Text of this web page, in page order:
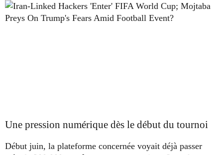
Une pression numérique dès le début du tournoi
Début juin, la plateforme concernée voyait déjà passer